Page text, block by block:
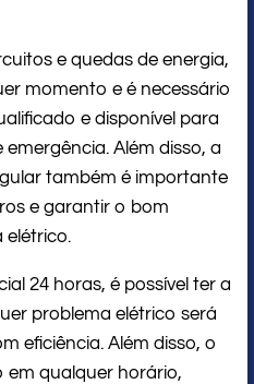
e quedas de energia,
momento e é necessário
e disponível para
Além disso, a
também é importante
e garantir o bom
elétrico.
24 horas, é possível ter a
problema elétrico será
eficiência. Além disso, o
qualquer horário,